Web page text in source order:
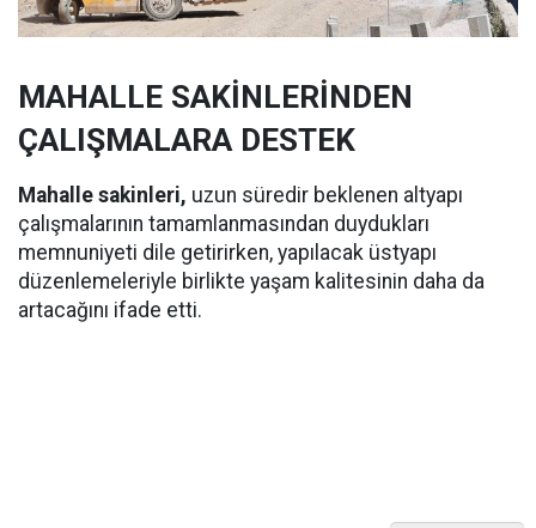
MAHALLE SAKİNLERİNDEN
ÇALIŞMALARA DESTEK
Mahalle sakinleri, uzun süredir beklenen altyapı
çalışmalarının tamamlanmasından duydukları
memnuniyeti dile getirirken, yapılacak üstyapı
düzenlemeleriyle birlikte yaşam kalitesinin daha da
artacağını ifade etti.